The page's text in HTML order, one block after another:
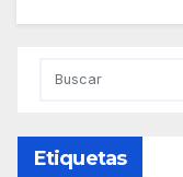
Etiquetas